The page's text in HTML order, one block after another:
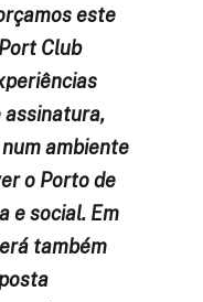
este
Club
assinatura,
ambiente
o Porto de
e social. Em
também